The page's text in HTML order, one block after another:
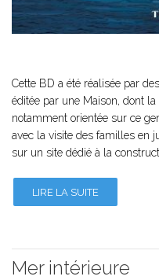
Cette BD a été réalisée par
éditée par une Maison, dont
notamment orientée sur ce
avec la visite des familles en
sur un site dédié à la
LIRE LA SUITE
Mer intérieure